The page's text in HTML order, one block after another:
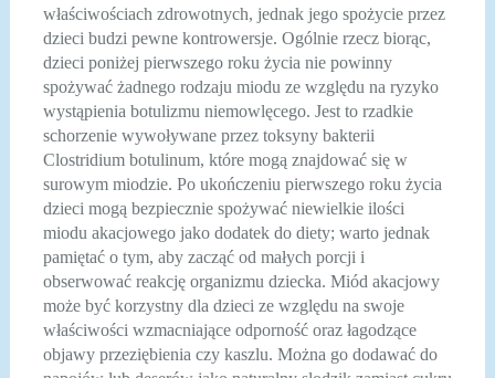
właściwościach zdrowotnych, jednak jego spożycie przez
dzieci budzi pewne kontrowersje. Ogólnie rzecz biorąc,
dzieci poniżej pierwszego roku życia nie powinny
spożywać żadnego rodzaju miodu ze względu na ryzyko
wystąpienia botulizmu niemowlęcego. Jest to rzadkie
schorzenie wywoływane przez toksyny bakterii
Clostridium botulinum, które mogą znajdować się w
surowym miodzie. Po ukończeniu pierwszego roku życia
dzieci mogą bezpiecznie spożywać niewielkie ilości
miodu akacjowego jako dodatek do diety; warto jednak
pamiętać o tym, aby zacząć od małych porcji i
obserwować reakcję organizmu dziecka. Miód akacjowy
może być korzystny dla dzieci ze względu na swoje
właściwości wzmacniające odporność oraz łagodzące
objawy przeziębienia czy kaszlu. Można go dodawać do